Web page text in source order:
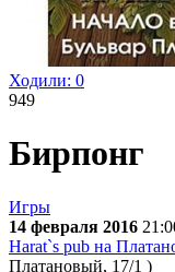
Ходили: 0
949
Бирпонг
Игры
14 февраля 2016
Harat`s pub на
Платановый, 17/1 )